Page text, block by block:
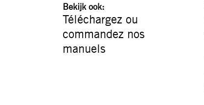
Bekijk ook:
Téléchargez ou
commandez nos
manuels